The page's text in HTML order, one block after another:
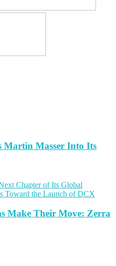
Martin Masser Into Its
Make Their Move: Zerra